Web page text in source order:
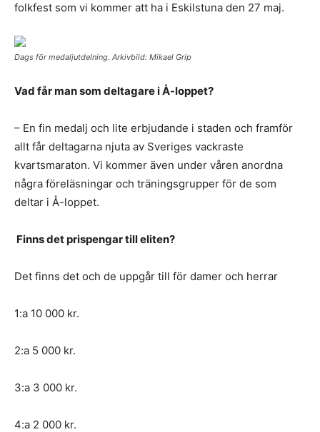
folkfest som vi kommer att ha i Eskilstuna den 27 maj.
Dags för medaljutdelning. Arkivbild: Mikael Grip
Vad får man som deltagare i Å-loppet?
– En fin medalj och lite erbjudande i staden och framför
allt får deltagarna njuta av Sveriges vackraste
kvartsmaraton. Vi kommer även under våren anordna
några föreläsningar och träningsgrupper för de som
deltar i Å-loppet.
Finns det prispengar till eliten?
Det finns det och de uppgår till för damer och herrar
1:a 10 000 kr.
2:a 5 000 kr.
3:a 3 000 kr.
4:a 2 000 kr.